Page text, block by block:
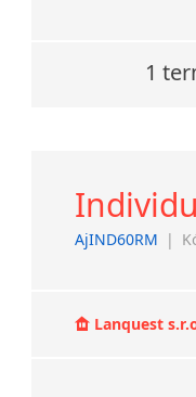
1
AjIND60RM |
Lanquest